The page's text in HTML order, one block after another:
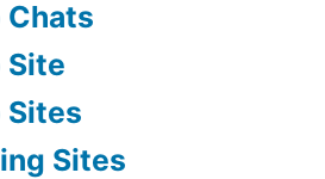
Chats
Site
Sites
Sites